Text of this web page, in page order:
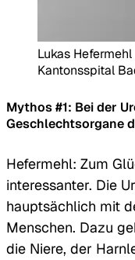
Lukas
Kantonsspital
Mythos #1: Bei der
Geschlechtsorgane
Hefermehl: Zum
interessanter. Die
hauptsächlich mit
Menschen. Dazu
die Niere, der